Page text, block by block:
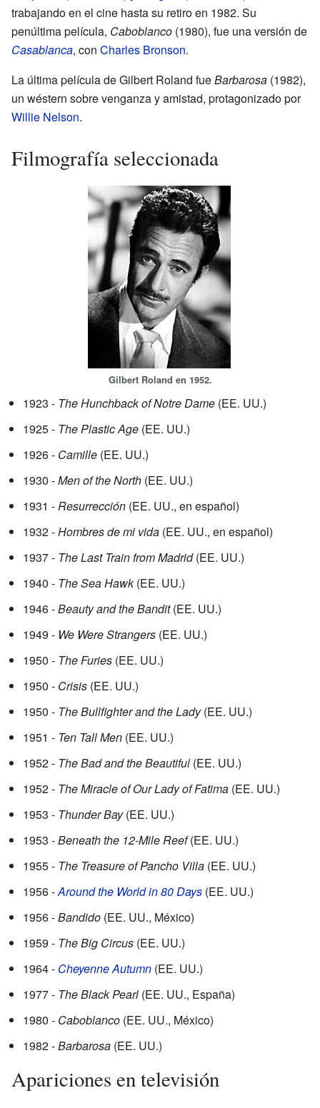
trabajando en el cine hasta su retiro en 1982. Su
penúltima película, Caboblanco (1980), fue una versión de
Casablanca, con Charles Bronson.
La última película de Gilbert Roland fueBarbarosa (1982),
un wéstern sobre venganza y amistad, protagonizado por
Willie Nelson.
Filmografía seleccionada
Gilbert Roland en 1952.
1923 - The Hunchback of Notre Dame (EE. UU.)
1925 - The Plastic Age (EE. UU.)
1926 - Camille (EE. UU.)
1930 -Men of the North (EE. UU.)
1931 -Resurrección (EE. UU., en español)
1932 -Hombres de mi vida (EE. UU., en español)
1937 - The Last Train from Madrid(EE. UU.)
1940 - The Sea Hawk(EE. UU.)
1946 -Beauty and the Bandit(EE. UU.)
1949 - We Were Strangers (EE. UU.)
1950 - The Furies (EE. UU.)
1950 - Crisis (EE. UU.)
1950 - The Bullfighter and the Lady(EE. UU.)
1951 - Ten Tall Men (EE. UU.)
1952 - The Bad and the Beautiful (EE. UU.)
1952 - The Miracle of Our Lady of Fatima (EE. UU.)
1953 - Thunder Bay(EE. UU.)
1953 -Beneath the 12-Mile Reef(EE. UU.)
1955 - The Treasure of Pancho Villa (EE. UU.)
1956 -Around the World in 80 Days (EE. UU.)
1956 -Bandido (EE. UU., México)
1959 - The Big Circus (EE. UU.)
1964 - Cheyenne Autumn (EE. UU.)
1977 - The Black Pearl (EE. UU., España)
1980 - Caboblanco (EE. UU., México)
1982 -Barbarosa (EE. UU.)
Apariciones en televisión